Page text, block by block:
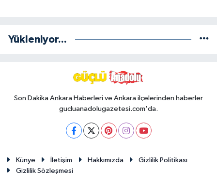
Yükleniyor...
Son Dakika Ankara Haberleri ve Ankara ilçelerinden haberler
gucluanadolugazetesi.com'da.
Künye İletişim Hakkımızda
Gizlilik Politikası
Gizlilik Sözleşmesi